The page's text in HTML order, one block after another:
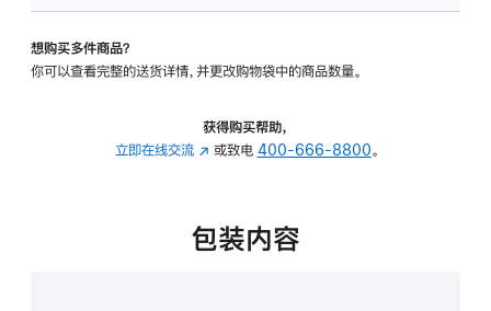
转
的
想购买多件商品？
你可以查看完整的送货详情，并更改购物袋中的商品数量。
获得购买帮助，
立即在线交流 (在
中
或致电 400-666-8800。
包装内容